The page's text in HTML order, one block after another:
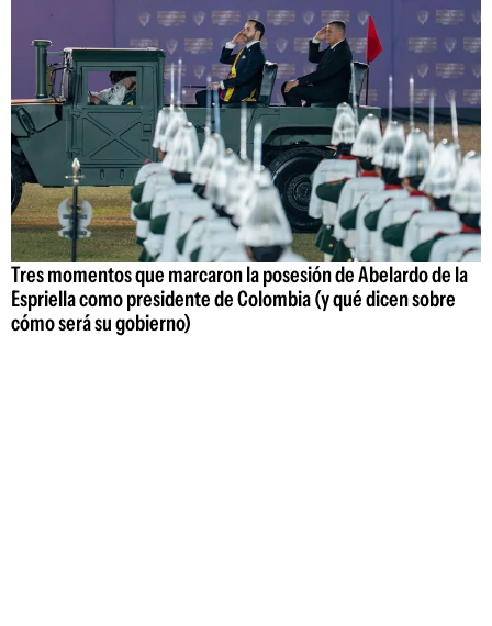
Tres momentos que marcaron la posesión de Abelardo de la
Espriella como presidente de Colombia (y qué dicen sobre
cómo será su gobierno)